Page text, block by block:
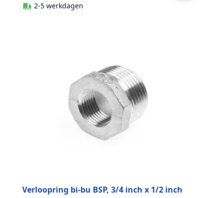
2-5 werkdagen
Verloopring bi-bu BSP, 3/4 inch x 1/2 inch